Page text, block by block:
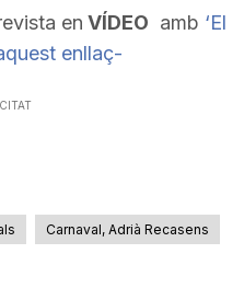
en VÍDEO amb ‘El
enllaç-
Carnaval, Adrià Recasens